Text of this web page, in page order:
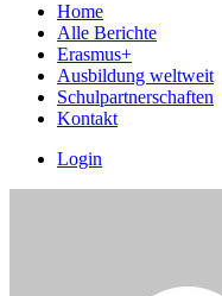
Home
Alle Berichte
Erasmus+
Ausbildung weltweit
Schulpartnerschaften
Kontakt
Login